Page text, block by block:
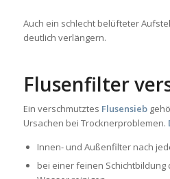
Auch ein schlecht belüfteter
deutlich verlängern.
Flusenfilter
Ein verschmutztes Flusensieb
Ursachen bei Trocknerproblemen.
Innen- und Außenfilter nach
bei einer feinen Schichtbildung